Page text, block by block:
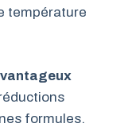
température
formules.